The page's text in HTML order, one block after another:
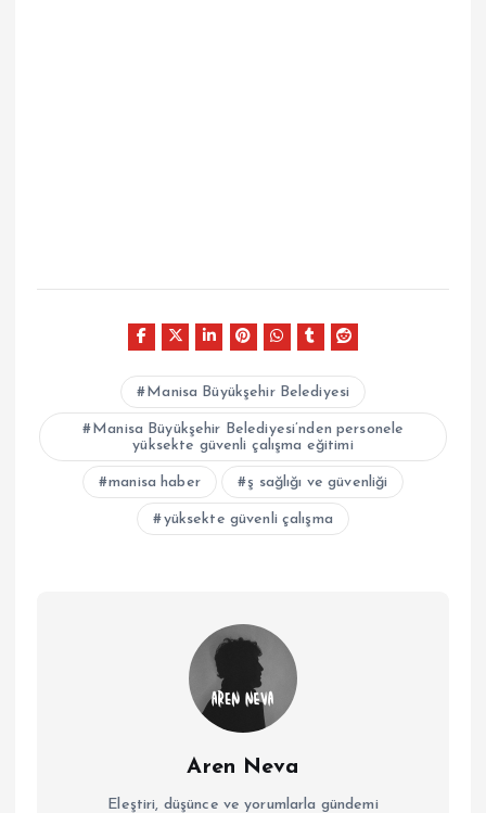
Manisa Büyükşehir Belediyesi
Manisa Büyükşehir Belediyesi’nden personele
yüksekte güvenli çalışma eğitimi
manisa haber ş sağlığı ve güvenliği
yüksekte güvenli çalışma
Aren Neva
Eleştiri, düşünce ve yorumlarla gündemi